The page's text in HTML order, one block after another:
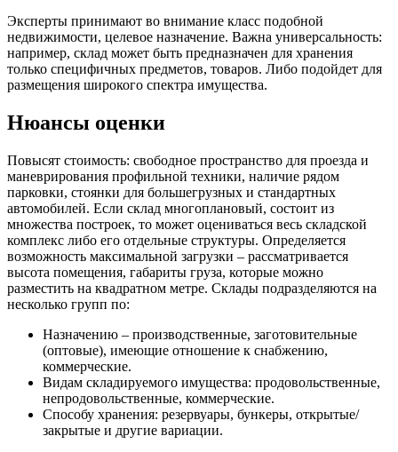
Эксперты принимают во внимание класс подобной
недвижимости, целевое назначение. Важна универсальность:
например, склад может быть предназначен для хранения
только специфичных предметов, товаров. Либо подойдет для
размещения широкого спектра имущества.
Нюансы оценки
Повысят стоимость: свободное пространство для проезда и
маневрирования профильной техники, наличие рядом
парковки, стоянки для большегрузных и стандартных
автомобилей. Если склад многоплановый, состоит из
множества построек, то может оцениваться весь складской
комплекс либо его отдельные структуры. Определяется
возможность максимальной загрузки – рассматривается
высота помещения, габариты груза, которые можно
разместить на квадратном метре. Склады подразделяются на
несколько групп по:
Назначению – производственные, заготовительные
(оптовые), имеющие отношение к снабжению,
коммерческие.
Видам складируемого имущества: продовольственные,
непродовольственные, коммерческие.
Способу хранения: резервуары, бункеры, открытые/
закрытые и другие вариации.